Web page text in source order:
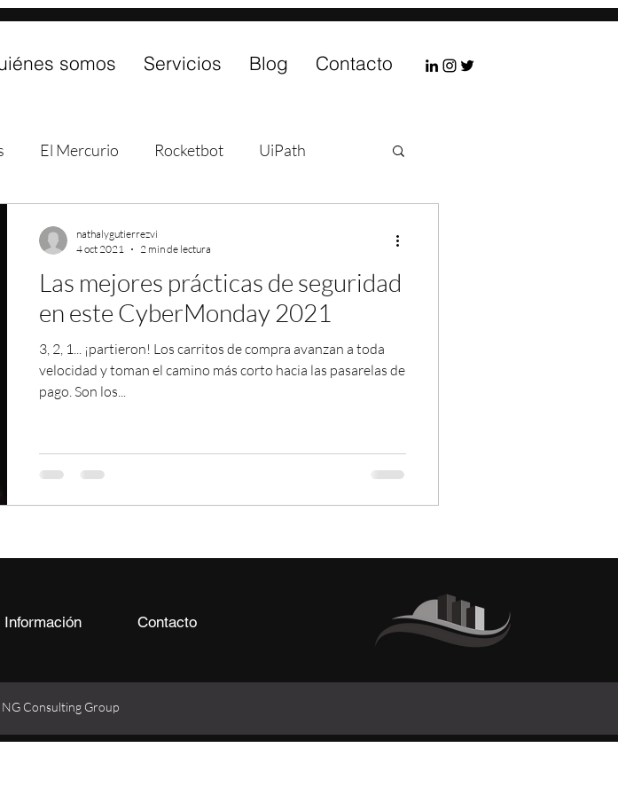
somos Servicios Blog Contacto
El Mercurio Rocketbot UiPath
Las mejores prácticas de seguridad
en este CyberMonday 2021
3, 2, 1... ¡partieron! Los carritos de compra avanzan a toda
velocidad y toman el camino más corto hacia las pasarelas de
pago. Son los...
nathalygutierrezvi
4 oct 2021
2 min de lectura
Información Contacto
Consulting Group